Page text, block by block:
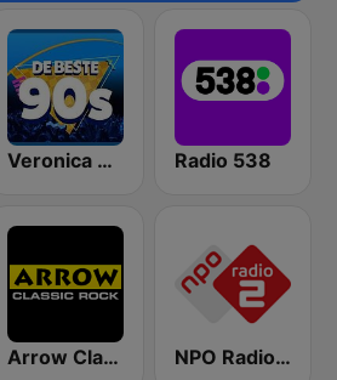
Veronica De Beste 90s Radio 538
Arrow Classic Rock NPO Radio 2